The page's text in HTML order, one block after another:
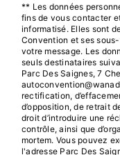
** Les données
fins de vous contacter
informatisé. Elles sont
Convention et ses
votre message. Les
seuls destinataires
Parc Des Saignes, 7
rectification,
d’opposition, de retrait
droit d’introduire une
contrôle, ainsi que
mortem. Vous pouvez
l'adresse Parc Des